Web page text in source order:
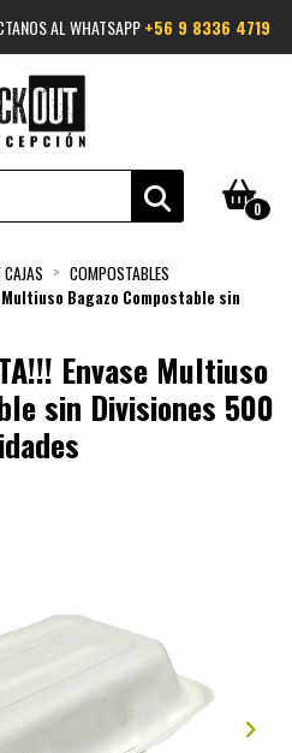
AL WHATSAPP+56 9 8336 4719
0
CAJAS
COMPOSTABLES
Multiuso Bagazo Compostable sin
Envase Multiuso
sin Divisiones 500